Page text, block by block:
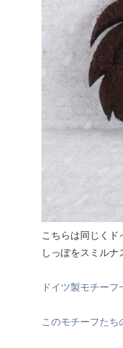
こちらは同じくド
しっぽをスミル
ドイツ製モチーフ
このモチーフたち